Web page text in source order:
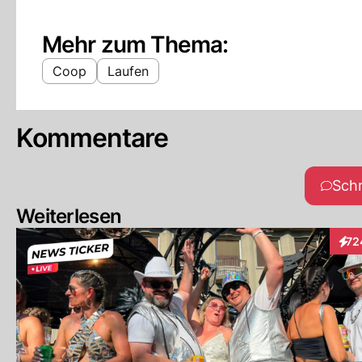
Mehr zum Thema:
Coop Laufen
Kommentare
Weiterlesen